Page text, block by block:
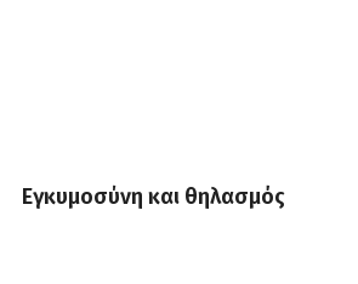
Εγκυμοσύνη και θηλασμός